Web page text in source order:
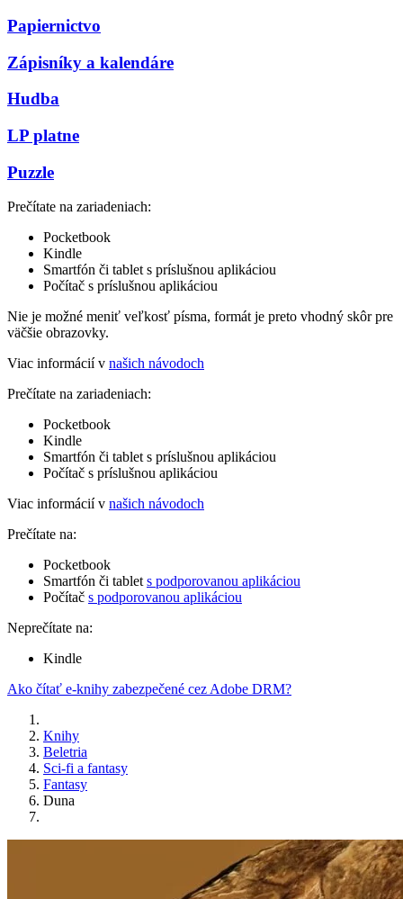
Papiernictvo
Zápisníky a kalendáre
Hudba
LP platne
Puzzle
Prečítate na zariadeniach:
Pocketbook
Kindle
Smartfón či tablet s príslušnou aplikáciou
Počítač s príslušnou aplikáciou
Nie je možné meniť veľkosť písma, formát je preto vhodný skôr pre
väčšie obrazovky.
Viac informácií v našich návodoch
Prečítate na zariadeniach:
Pocketbook
Kindle
Smartfón či tablet s príslušnou aplikáciou
Počítač s príslušnou aplikáciou
Viac informácií v našich návodoch
Prečítate na:
Pocketbook
Smartfón či tablet s podporovanou aplikáciou
Počítač s podporovanou aplikáciou
Neprečítate na:
Kindle
Ako čítať e-knihy zabezpečené cez Adobe DRM?
Knihy
Beletria
Sci-fi a fantasy
Fantasy
Duna